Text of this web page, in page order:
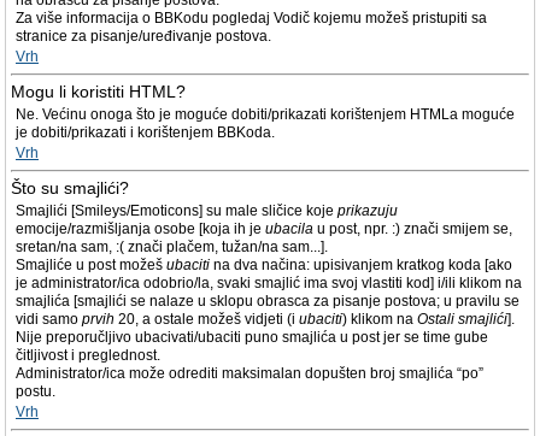
Za više informacija o BBKodu pogledaj Vodič kojemu možeš pristupiti sa
stranice za pisanje/uređivanje postova.
Vrh
Mogu li koristiti HTML?
Ne. Većinu onoga što je moguće dobiti/prikazati korištenjem HTMLa moguće
je dobiti/prikazati i korištenjem BBKoda.
Vrh
Što su smajlići?
Smajlići [Smileys/Emoticons] su male sličice koje prikazuju
emocije/razmišljanja osobe [koja ih je ubacila u post, npr. :) znači smijem se,
sretan/na sam, :( znači plačem, tužan/na sam...].
Smajliće u post možeš ubaciti na dva načina: upisivanjem kratkog koda [ako
je administrator/ica odobrio/la, svaki smajlić ima svoj vlastiti kod] i/ili klikom na
smajlića [smajlići se nalaze u sklopu obrasca za pisanje postova; u pravilu se
vidi samo prvih 20, a ostale možeš vidjeti (i ubaciti) klikom na Ostali smajlići].
Nije preporučljivo ubacivati/ubaciti puno smajlića u post jer se time gube
čitljivost i preglednost.
Administrator/ica može odrediti maksimalan dopušten broj smajlića “po”
postu.
Vrh